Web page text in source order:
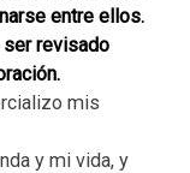
entre ellos.
revisado
mis
y mi vida, y